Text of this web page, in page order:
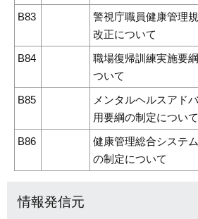
B83
警視庁職員健康管理
改正について
B84
職場復帰訓練実施要
ついて
B85
メンタルヘルスアド
用要綱の制定について
B86
健康管理総合システ
の制定について
情報発信元